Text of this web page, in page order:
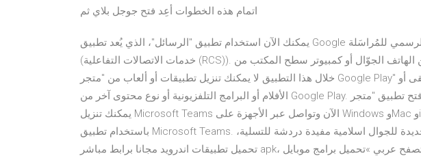
اتمام هذه الخطوات أعِد فتح جوجل بلاي ثم
‏يمكنك الآن استخدام تطبيق "الرسائل"، الذي يُعد تطبيق Google الرسمي للمُراسَلة (رسائل SMS وMMS) والدردشة
(خدمات الاتصالات التفاعلية (RCS)). ستتمكّن من مراسلة أي مستخدم من الهاتف الجوّال أو كمبيوتر سطح المكتب من
خلال هذا التطبيق لا يمكنك تنزيل تطبيقات أو ألعاب من "متجر Google Play" أو تثبيتها. لا يمكنك تنزيل الموسيقى أو
الأفلام أو البرامج التلفزيونية أو نوع محتوى آخر من Google Play. لا يمكنك فتح تطبيق "متجر Google Play" أو تحميله.
يمكنك تنزيل Microsoft Teams الآن وتواصل عبر الأجهزة على Windows وMac وiOS وAndroid. تعاون بصورة أفضل
باستخدام تطبيق Microsoft Teams. تحميل افضل تطبيقات اندرويد جديدة للجوال اسلامية مفيدة دردشة للتسلية،
تحميل تطبيقات اندرويد مجانا برابط مباشر apk، برامج مونتاج فيديو، لايكي، اسرع متصفح عربي »تحميل برامج موبايل